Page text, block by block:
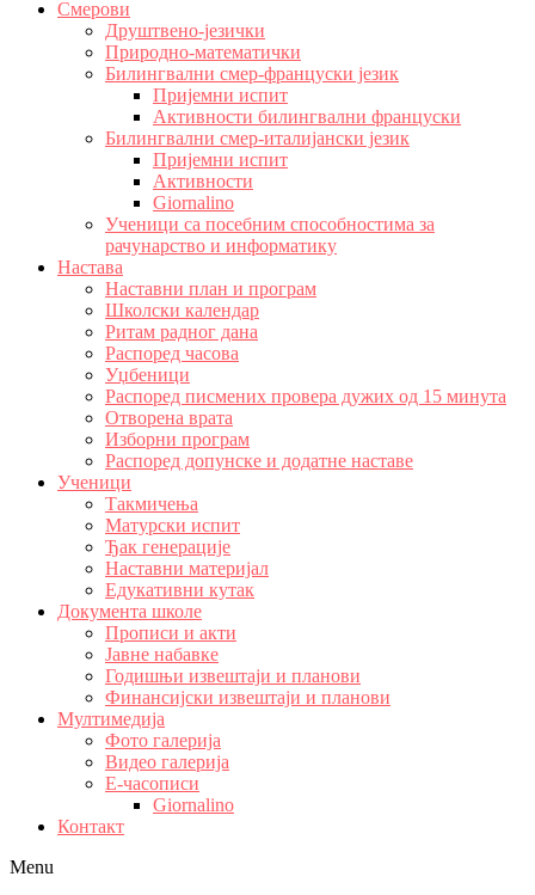
Смерови
Друштвено-језички
Природно-математички
Билингвални смер-француски језик
Пријемни испит
Активности билингвални француски
Билингвални смер-италијански језик
Пријемни испит
Активности
Giornalino
Ученици са посебним способностима за
рачунарство и информатику
Настава
Наставни план и програм
Школски календар
Ритам радног дана
Распоред часова
Уџбеници
Распоред писмених провера дужих од 15 минута
Отворена врата
Изборни програм
Распоред допунске и додатне наставе
Ученици
Такмичења
Матурски испит
Ђак генерације
Наставни материјал
Едукативни кутак
Документа школе
Прописи и акти
Јавне набавке
Годишњи извештаји и планови
Финансијски извештаји и планови
Мултимедија
Фото галерија
Видео галерија
Е-часописи
Giornalino
Контакт
Menu